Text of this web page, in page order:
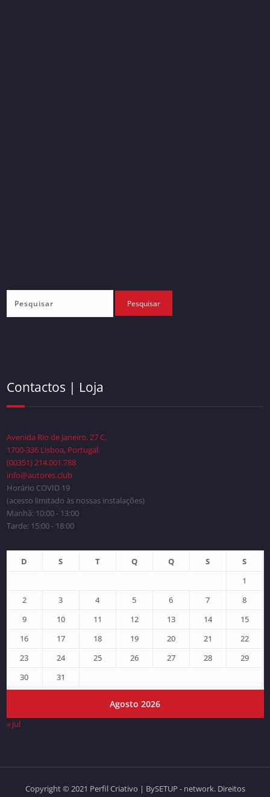
Contactos | Loja
Avenida Rio de Janeiro, 27 C,
1700-336 Lisboa, Portugal.
(00351) 214.001.788
info@autores.club
Horário COVID 19
(acesso limitado às nossas instalações)
Manhã: 10:00 - 13:00
Tarde: 15:00 - 18:00
Agosto 2026
D S T Q Q S
S
1
2
3 4 5 6 7
8
9
10 11 12 13 14
15
16
17 18 19 20 21
22
23
24 25 26 27 28
29
30
31
« Jul
Copyright © 2021 Perfil Criativo | BySETUP - network. Direitos